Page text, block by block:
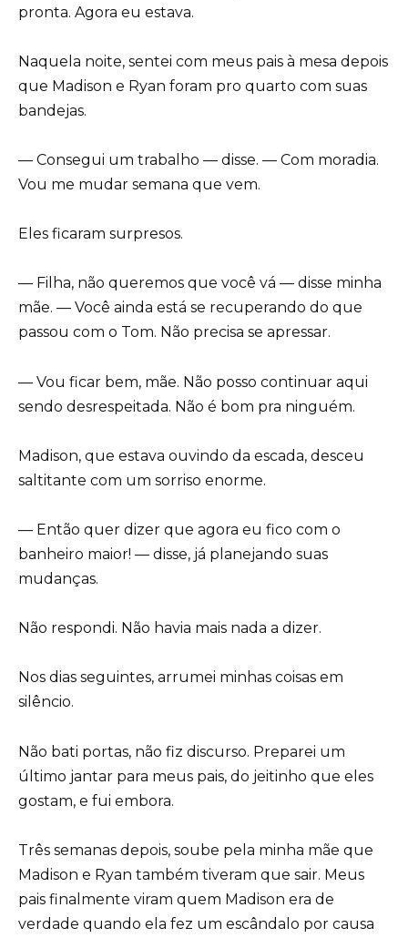
pronta. Agora eu estava.
Naquela noite, sentei com meus pais à mesa depois
que Madison e Ryan foram pro quarto com suas
bandejas.
— Consegui um trabalho — disse. — Com moradia.
Vou me mudar semana que vem.
Eles ficaram surpresos.
— Filha, não queremos que você vá — disse minha
mãe. — Você ainda está se recuperando do que
passou com o Tom. Não precisa se apressar.
— Vou ficar bem, mãe. Não posso continuar aqui
sendo desrespeitada. Não é bom pra ninguém.
Madison, que estava ouvindo da escada, desceu
saltitante com um sorriso enorme.
— Então quer dizer que agora eu fico com o
banheiro maior! — disse, já planejando suas
mudanças.
Não respondi. Não havia mais nada a dizer.
Nos dias seguintes, arrumei minhas coisas em
silêncio.
Não bati portas, não fiz discurso. Preparei um
último jantar para meus pais, do jeitinho que eles
gostam, e fui embora.
Três semanas depois, soube pela minha mãe que
Madison e Ryan também tiveram que sair. Meus
pais finalmente viram quem Madison era de
verdade quando ela fez um escândalo por causa